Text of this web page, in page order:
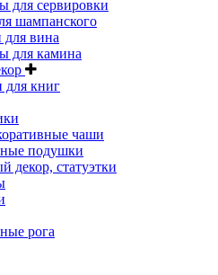
для сервировки
шампанского
для вина
для камина
для книг
чаши
подушки
декор, статуэтки
рога